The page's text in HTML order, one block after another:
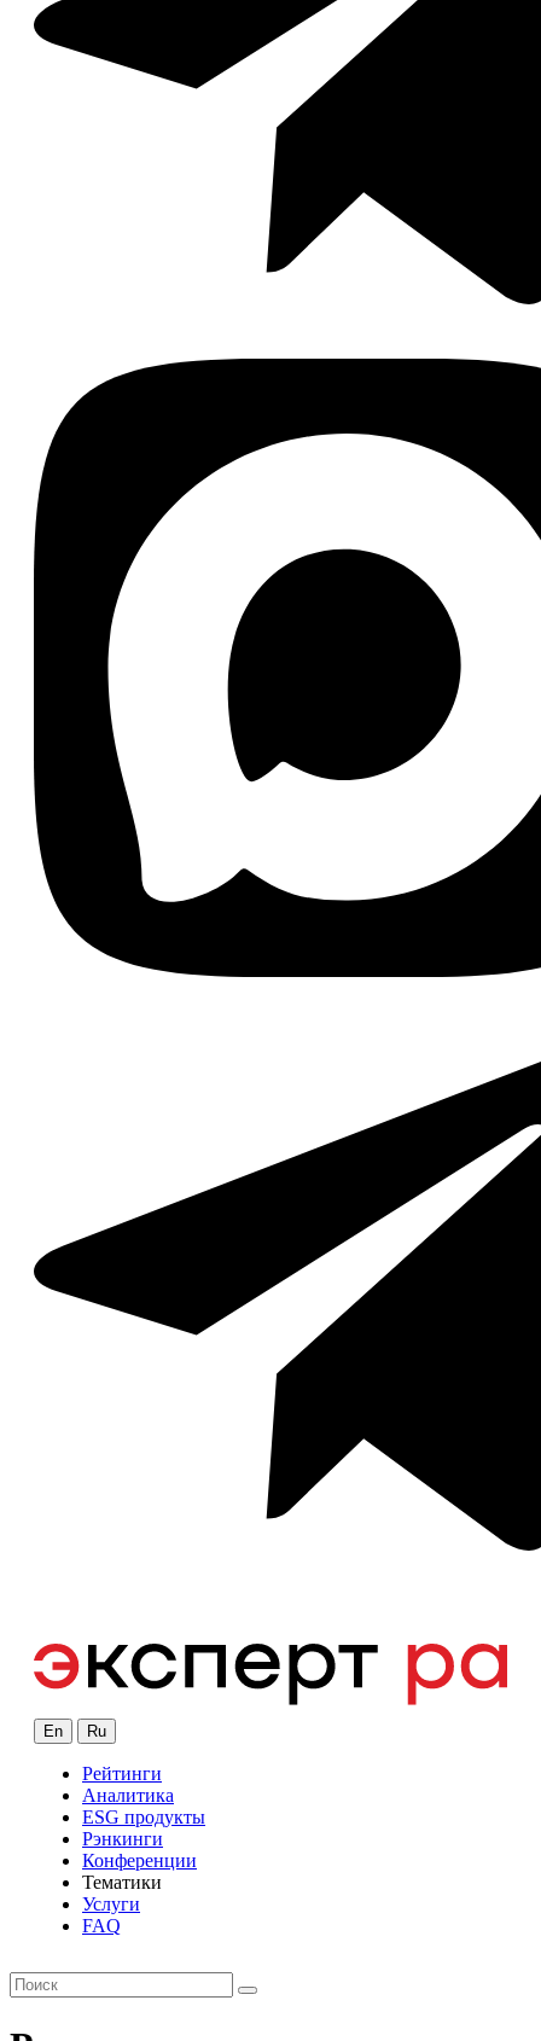
En Ru
Рейтинги
Аналитика
ESG продукты
Рэнкинги
Конференции
Тематики
Услуги
FAQ